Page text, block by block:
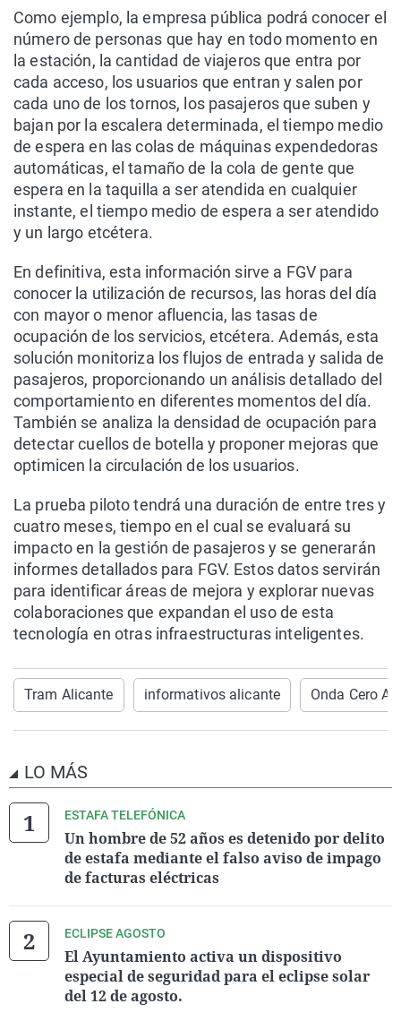
Como ejemplo, la empresa pública podrá conocer el
número de personas que hay en todo momento en
la estación, la cantidad de viajeros que entra por
cada acceso, los usuarios que entran y salen por
cada uno de los tornos, los pasajeros que suben y
bajan por la escalera determinada, el tiempo medio
de espera en las colas de máquinas expendedoras
automáticas, el tamaño de la cola de gente que
espera en la taquilla a ser atendida en cualquier
instante, el tiempo medio de espera a ser atendido
y un largo etcétera.
En definitiva, esta información sirve a FGV para
conocer la utilización de recursos, las horas del día
con mayor o menor afluencia, las tasas de
ocupación de los servicios, etcétera. Además, esta
solución monitoriza los flujos de entrada y salida de
pasajeros, proporcionando un análisis detallado del
comportamiento en diferentes momentos del día.
También se analiza la densidad de ocupación para
detectar cuellos de botella y proponer mejoras que
optimicen la circulación de los usuarios.
La prueba piloto tendrá una duración de entre tres y
cuatro meses, tiempo en el cual se evaluará su
impacto en la gestión de pasajeros y se generarán
informes detallados para FGV. Estos datos servirán
para identificar áreas de mejora y explorar nuevas
colaboraciones que expandan el uso de esta
tecnología en otras infraestructuras inteligentes.
Tram Alicante informativos alicante Onda Cero
LO MÁS
ESTAFA TELEFÓNICA
Un hombre de 52 años es detenido por delito
de estafa mediante el falso aviso de impago
de facturas eléctricas
ECLIPSE AGOSTO
El Ayuntamiento activa un dispositivo
especial de seguridad para el eclipse solar
del 12 de agosto.